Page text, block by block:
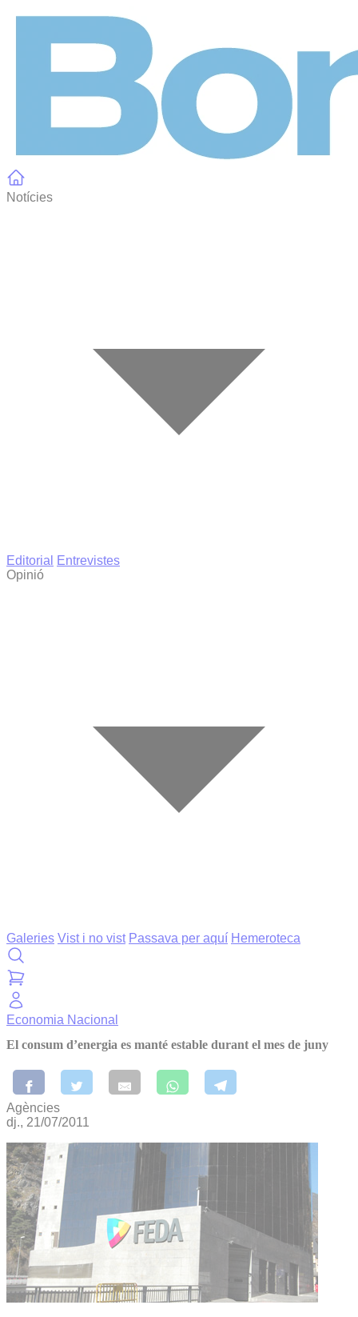
Notícies
Editorial
Entrevistes
Opinió
Galeries Vist i no vist Passava per aquí Hemeroteca
Economia Nacional
El consum d’energia es manté estable durant el mes de juny
Agències
dj., 21/07/2011